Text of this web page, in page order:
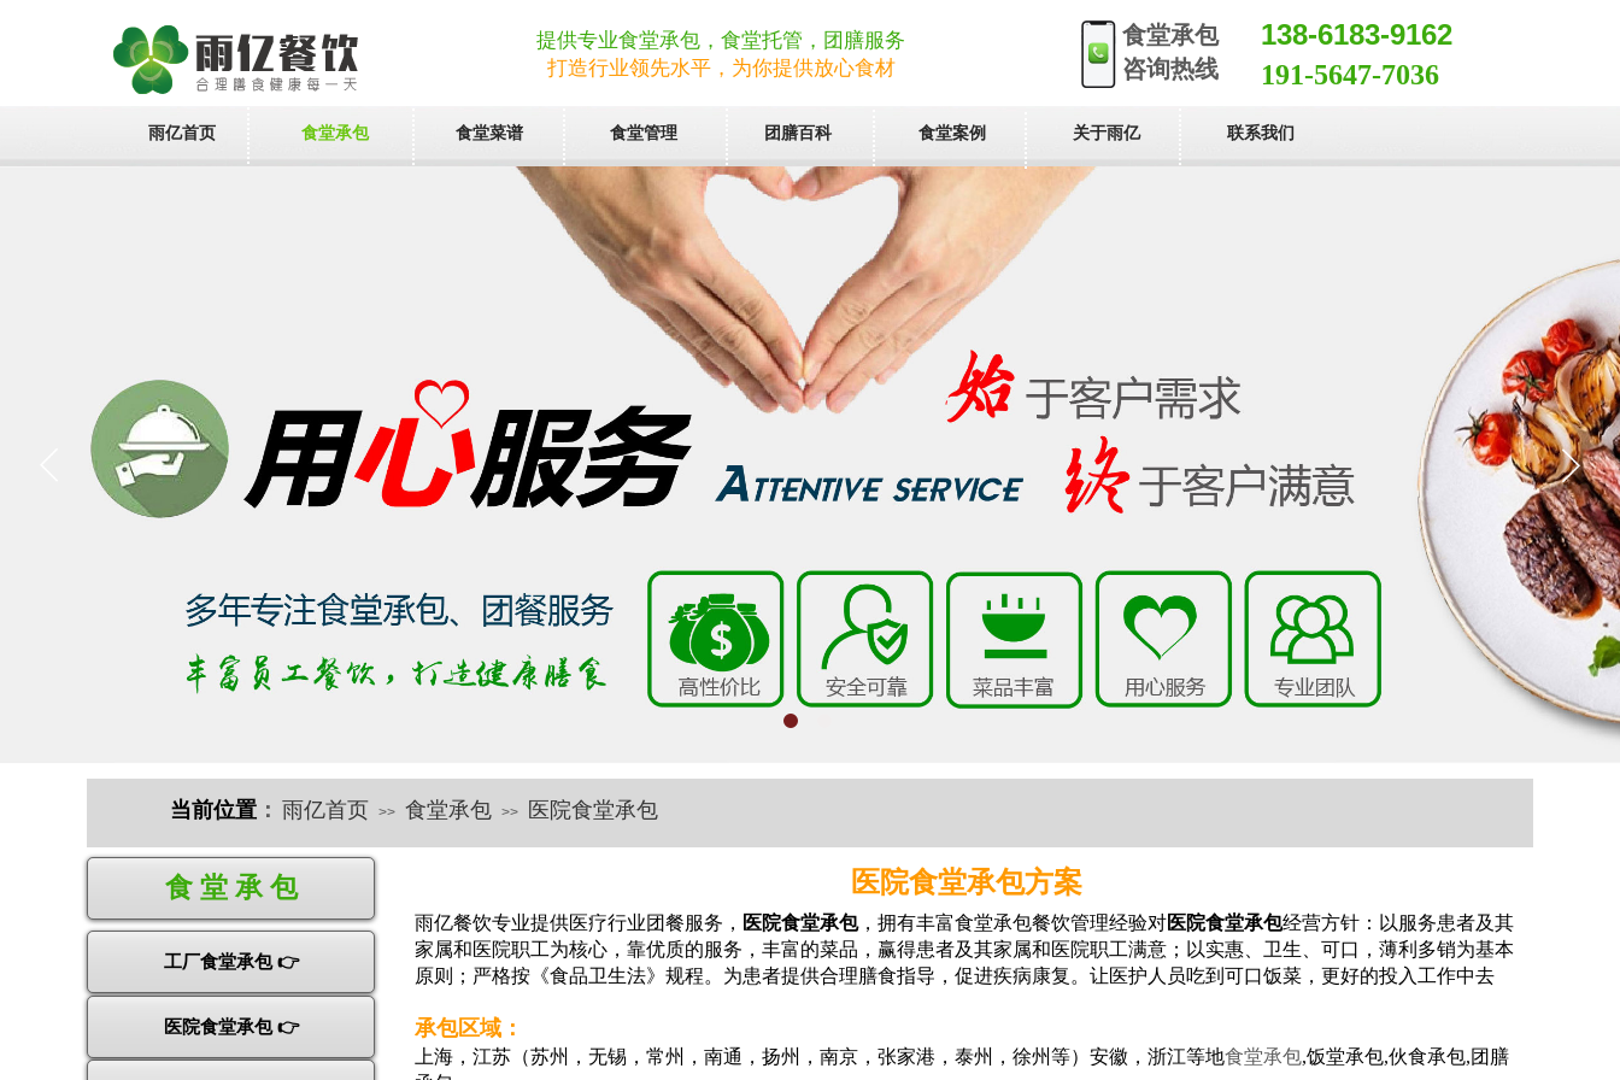
快速导航
138-6183-9162
191-5647-7036
食堂承包
咨询热线
提供专业食堂承包，食堂托管，团膳服务
打造行业领先水平，为你提供放心食材
雨亿首页 食堂承包 食堂菜谱 食堂管理 团膳百科 食堂案例 关于雨亿 联系我们
当前位置 ： 雨亿首页 >> 食堂承包 >> 医院食堂承包
食 堂 承 包 医院食堂承包方案
雨亿餐饮专业提供医疗行业团餐服务， 医院食堂承包，拥有丰富食堂承包餐饮管理经验对医院食堂承包经营方针：以服务患者及其
家属和医院职工为核心，靠优质的服务，丰富的菜品，赢得患者及其家属和医院职工满意；以实惠、卫生、可口，薄利多销为基本
原则；严格按《食品卫生法》规程。为患者提供合理膳食指导，促进疾病康复。让医护人员吃到可口饭菜，更好的投入工作中去
承包区域：
上海，江苏（苏州，无锡，常州，南通，扬州，南京，张家港，泰州，徐州等）安徽，浙江等地食堂承包,饭堂承包,伙食承包,团膳
工厂食堂承包 👉
医院食堂承包 👉